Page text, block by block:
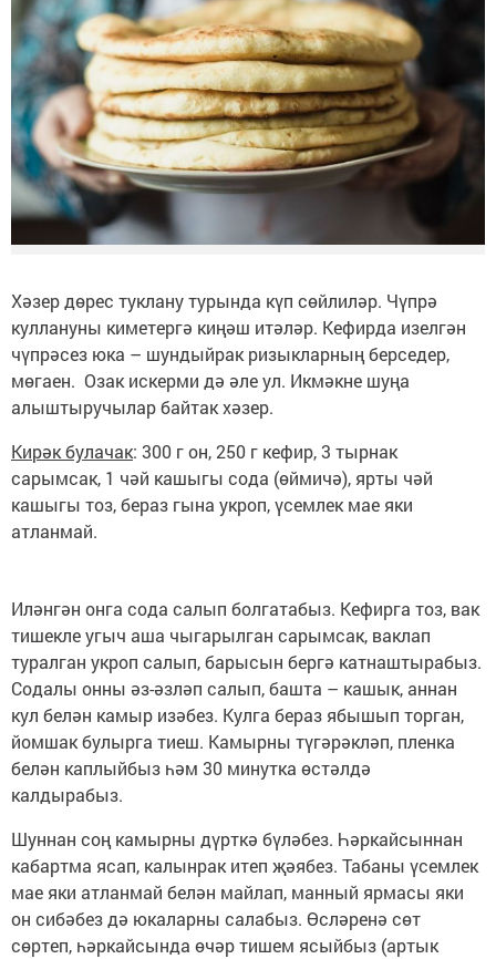
Хәзер дөрес туклану турында күп сөйлиләр. Чүпрә
куллануны киметергә киңәш итәләр. Кефирда изелгән
чүпрәсез юка – шундыйрак ризыкларның берседер,
мөгаен. Озак искерми дә әле ул. Икмәкне шуңа
алыштыручылар байтак хәзер.
Кирәк булачак: 300 г он, 250 г кефир, 3 тырнак
сарымсак, 1 чәй кашыгы сода (өймичә), ярты чәй
кашыгы тоз, бераз гына укроп, үсемлек мае яки
атланмай.
Иләнгән онга сода салып болгатабыз. Кефирга тоз, вак
тишекле угыч аша чыгарылган сарымсак, ваклап
туралган укроп салып, барысын бергә катнаштырабыз.
Содалы онны әз-әзләп салып, башта – кашык, аннан
кул белән камыр изәбез. Кулга бераз ябышып торган,
йомшак булырга тиеш. Камырны түгәрәкләп, пленка
белән каплыйбыз һәм 30 минутка өстәлдә
калдырабыз.
Шуннан соң камырны дүрткә бүләбез. Һәркайсыннан
кабартма ясап, калынрак итеп җәябез. Табаны үсемлек
мае яки атланмай белән майлап, манный ярмасы яки
он сибәбез дә юкаларны салабыз. Өсләренә сөт
сөртеп, һәркайсында өчәр тишем ясыйбыз (артык